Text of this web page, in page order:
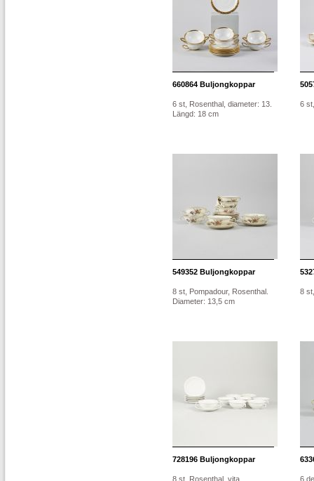
660864 Buljongkoppar
6 st, Rosenthal, diameter: 13.
Längd: 18 cm
6
549352 Buljongkoppar
8 st, Pompadour, Rosenthal.
Diameter: 13,5 cm
8
728196 Buljongkoppar
8 st, Rosenthal, vita 6